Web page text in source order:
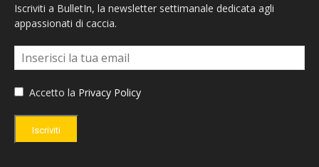
Iscriviti a BulletIn, la newsletter settimanale dedicata agli
appassionati di caccia.
Accetto la Privacy Policy
Iscriviti